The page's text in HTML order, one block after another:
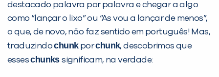
destacado palavra por palavra e chegar a algo
como “lançar o lixo” ou “As vou a lançar de menos”,
o que, de novo, não faz sentido em português! Mas,
traduzindochunkporchunk, descobrimos que
esseschunkssignificam, na verdade: